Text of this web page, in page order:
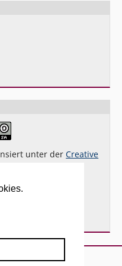
unter derCreative
erkennbare